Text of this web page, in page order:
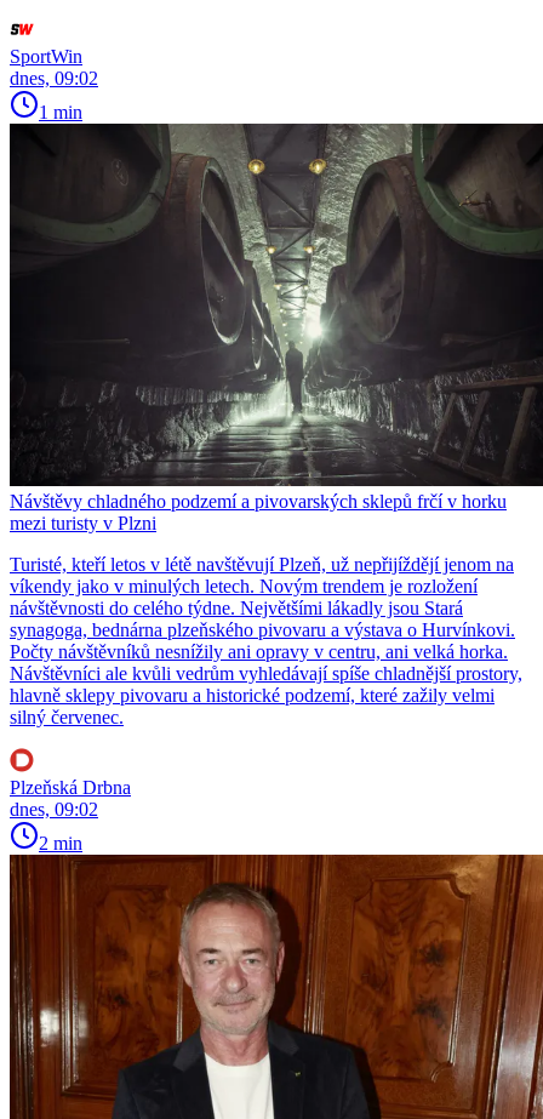
SportWin
dnes, 09:02
1 min
Návštěvy chladného podzemí a pivovarských sklepů frčí v horku
mezi turisty v Plzni
Turisté, kteří letos v létě navštěvují Plzeň, už nepřijíždějí jenom na
víkendy jako v minulých letech. Novým trendem je rozložení
návštěvnosti do celého týdne. Největšími lákadly jsou Stará
synagoga, bednárna plzeňského pivovaru a výstava o Hurvínkovi.
Počty návštěvníků nesnížily ani opravy v centru, ani velká horka.
Návštěvníci ale kvůli vedrům vyhledávají spíše chladnější prostory,
hlavně sklepy pivovaru a historické podzemí, které zažily velmi
silný červenec.
Plzeňská Drbna
dnes, 09:02
2 min